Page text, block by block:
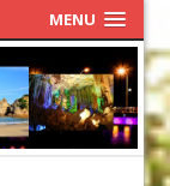
MENU